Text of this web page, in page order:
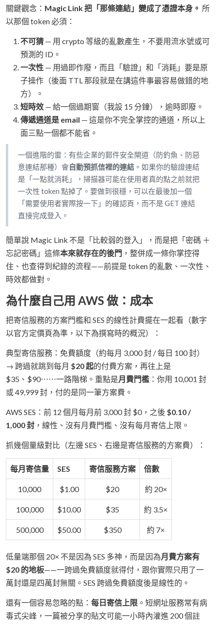
關鍵觀念： Magic Link 把「那條連結」變成了憑證本身。 所
以那個 token 必須：
不可猜 — 用 crypto 等級的亂數產生，不要用流水號或可
預測的 ID。
一次性 — 用過即作廢，而且「驗證」和「消耗」要是原
子操作（後面 TTL 那段就是在講這件事最容易做錯的地
方）。
短時效 — 給一個過期窗（我設 15 分鐘），逾時即廢。
傳遞通道是 email — 這是你不完全掌控的通道，所以上
面三點一個都不能省。
一個進階的雷：有些企業的郵件安全閘道（防釣魚、防惡
意連結那種）會自動預抓信裡的連結 。如果你的驗證連結
是「一點就消耗」，掃描器可能在使用者真的點之前就把
一次性 token 點掉了。要做到很穩，可以在最後加一個
「需要使用者實際按一下」的確認頁，而不是 GET 連結
直接完成登入。
簡單說 Magic Link 不是「比較弱的登入」，而是把「密碼 ＋
忘記密碼」這條本來就存在的後門 ，整併成一條你掌控得
住、也查得到紀錄的流程——前提是 token 的亂數、一次性、
時效都做對。
為什麼自己用 AWS 做：成本
把寄信服務的方案門檻和 SES 的線性計費擺在一起看（數字
以官方定價頁為準，以下為撰寫時的概況）：
典型寄信服務：免費額度（約每月 3,000 封 / 每日 100 封）
→ 跨過就跳到每月 $20 起的付費方案，再往上是
$35、$90⋯⋯一路階梯。重點是月費門檻 ：你用 10,001 封
或 49,999 封，付的是同一筆方案費。
AWS SES：前 12 個月每月前 3,000 封 $0，之後 $0.10 /
1,000 封 ，線性、沒有月費門檻、沒有每月寄信上限。
抓幾個量級對比（左邊 SES、右邊是寄信服務的方案費）：
每月寄信量 SES 寄信服務方案 倍數
10,000 $1.00 $20 約 20×
100,000 $10.00 $35 約 3.5×
500,000 $50.00 $350 約 7×
低量端那個 20× 不是因為 SES 多神，而是因為月費方案有
$20 的地板——一跨過免費額度就得付，跟你實際只用了一
萬封還是四萬封無關。SES 跨過免費額度後是線性的。
還有一個容易忽略的點： 每日寄信上限 。短網址服務常有病
毒式尖峰，一篇被分享的貼文可能一小時內灌進 200 個註